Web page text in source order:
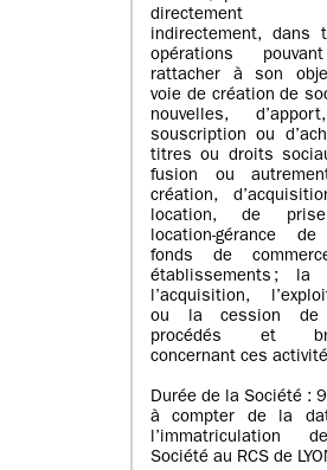
indirectement, dans
opérations
rattacher à son
voie de création de
nouvelles,
souscription ou
titres ou droits
fusion ou
création,
location, de
location-gérance
fonds de
établissements ; la
l’acquisition,
ou la cession de
procédés et
concernant ces
Durée de la Société :
à compter de la
l’immatriculation
Société au RCS de